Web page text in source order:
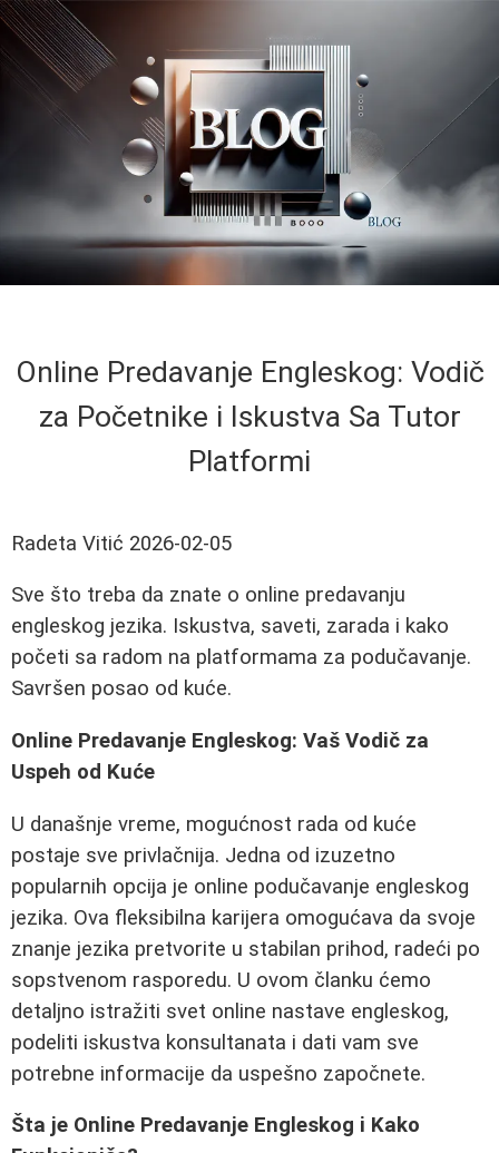
Online Predavanje Engleskog: Vodič
za Početnike i Iskustva Sa Tutor
Platformi
Radeta Vitić 2026-02-05
Sve što treba da znate o online predavanju
engleskog jezika. Iskustva, saveti, zarada i kako
početi sa radom na platformama za podučavanje.
Savršen posao od kuće.
Online Predavanje Engleskog: Vaš Vodič za
Uspeh od Kuće
U današnje vreme, mogućnost rada od kuće
postaje sve privlačnija. Jedna od izuzetno
popularnih opcija je online podučavanje engleskog
jezika. Ova fleksibilna karijera omogućava da svoje
znanje jezika pretvorite u stabilan prihod, radeći po
sopstvenom rasporedu. U ovom članku ćemo
detaljno istražiti svet online nastave engleskog,
podeliti iskustva konsultanata i dati vam sve
potrebne informacije da uspešno započnete.
Šta je Online Predavanje Engleskog i Kako